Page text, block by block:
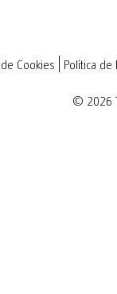
© 2026
Cookies Política de